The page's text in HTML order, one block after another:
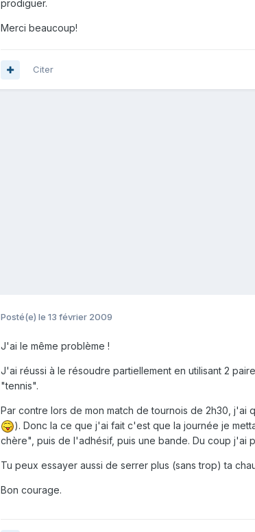
prodiguer.
Merci beaucoup!
Citer
Posté(e) le 13 février 2009
J'ai le même problème !
J'ai réussi à le résoudre partiellement en utilisant 2
"tennis".
Par contre lors de mon match de tournois de 2h30,
). Donc la ce que j'ai fait c'est que la journée je
chère", puis de l'adhésif, puis une bande. Du coup j'ai
Tu peux essayer aussi de serrer plus (sans trop) ta
Bon courage.